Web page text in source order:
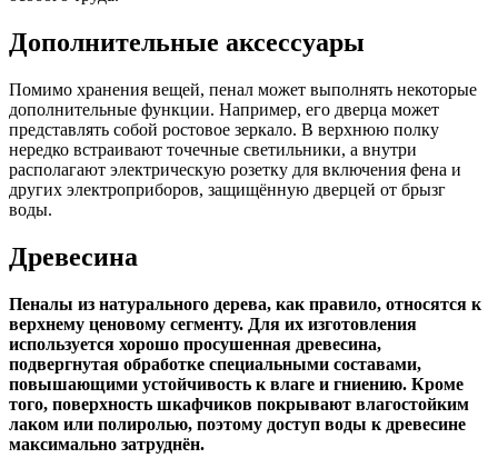
Дополнительные аксессуары
Помимо хранения вещей, пенал может выполнять некоторые
дополнительные функции. Например, его дверца может
представлять собой ростовое зеркало. В верхнюю полку
нередко встраивают точечные светильники, а внутри
располагают электрическую розетку для включения фена и
других электроприборов, защищённую дверцей от брызг
воды.
Древесина
Пеналы из натурального дерева, как правило, относятся к
верхнему ценовому сегменту. Для их изготовления
используется хорошо просушенная древесина,
подвергнутая обработке специальными составами,
повышающими устойчивость к влаге и гниению. Кроме
того, поверхность шкафчиков покрывают влагостойким
лаком или полиролью, поэтому доступ воды к древесине
максимально затруднён.